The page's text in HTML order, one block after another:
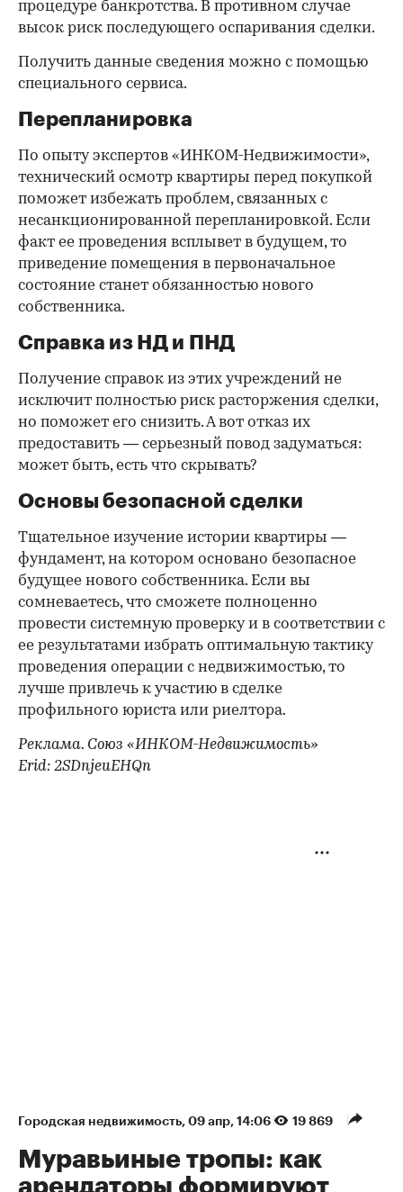
процедуре банкротства. В противном случае
высок риск последующего оспаривания сделки.
Получить данные сведения можно с помощью
специального сервиса.
Перепланировка
По опыту экспертов «ИНКОМ-Недвижимости»,
технический осмотр квартиры перед покупкой
поможет избежать проблем, связанных с
несанкционированной перепланировкой. Если
факт ее проведения всплывет в будущем, то
приведение помещения в первоначальное
состояние станет обязанностью нового
собственника.
Справка из НД и ПНД
Получение справок из этих учреждений не
исключит полностью риск расторжения сделки,
но поможет его снизить. А вот отказ их
предоставить — серьезный повод задуматься:
может быть, есть что скрывать?
Основы безопасной сделки
Тщательное изучение истории квартиры —
фундамент, на котором основано безопасное
будущее нового собственника. Если вы
сомневаетесь, что сможете полноценно
провести системную проверку и в соответствии с
ее результатами избрать оптимальную тактику
проведения операции с недвижимостью, то
лучше привлечь к участию в сделке
профильного юриста или риелтора.
Реклама. Союз «ИНКОМ-Недвижимость»
Erid: 2SDnjeuEHQn
Городская недвижимость 09 апр, 14:06 19 869
Муравьиные тропы: как
арендаторы формируют